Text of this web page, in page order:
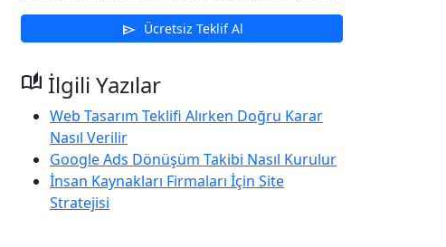
send Ücretsiz Teklif Al
auto_stories İlgili Yazılar
Web Tasarım Teklifi Alırken Doğru Karar
Nasıl Verilir
Google Ads Dönüşüm Takibi Nasıl Kurulur
İnsan Kaynakları Firmaları İçin Site
Stratejisi